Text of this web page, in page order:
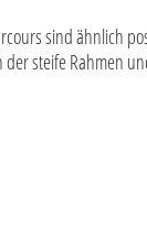
sind ähnlich
steife Rahmen